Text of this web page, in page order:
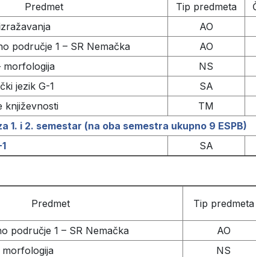
Predmet Tip predmeta
AO
područje 1 – SR Nemačka AO
morfologija NS
jezik G-1 SA
književnosti TM
1. i 2. semestar (na oba semestra ukupno 9 ESPB)
SA
Predmet Tip predmeta
područje 1 – SR Nemačka AO
morfologija NS